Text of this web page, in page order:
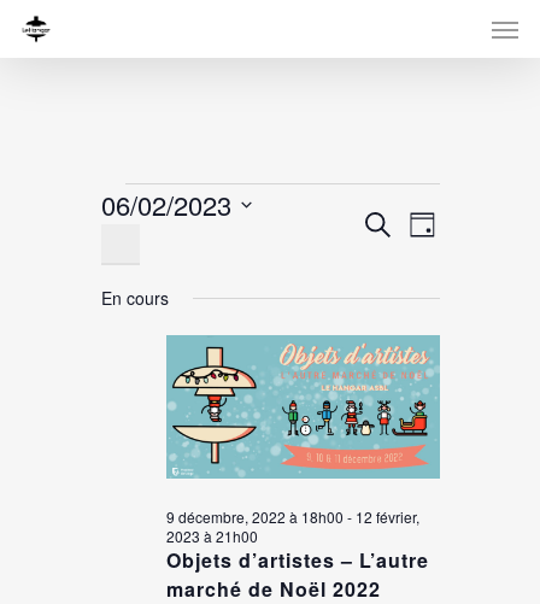
Évènements
6
février,
2023
Recherche
navigation
de
vues
Recherche
Jour
06/02/2023
date.
En cours
Objets d’artistes – L’autre
marché de Noël 2022
9 décembre, 2022 à 18h00 - 12 février,
2023 à 21h00